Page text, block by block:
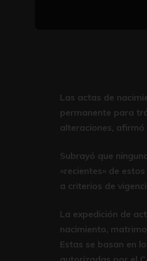
Las actas de
permanente para
alteraciones, afirmó
Subrayó que
«recientes» de
a criterios de
La expedición de
nacimiento,
Estas se basan en